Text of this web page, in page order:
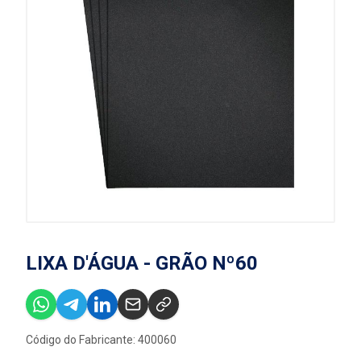
LIXA D'ÁGUA - GRÃO Nº60
Código do Fabricante: 400060